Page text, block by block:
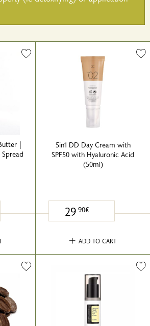
|
5in1 DD Day Cream with
SPF50 with Hyaluronic Acid
(50ml)
29.90€
ADD TO CART